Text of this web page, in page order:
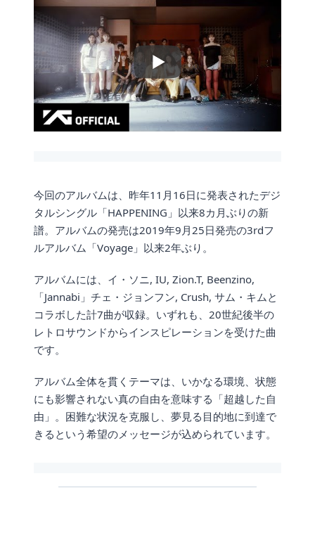
今回のアルバムは、昨年11月16日に発表されたデジ
タルシングル「HAPPENING」以来8カ月ぶりの新
譜。アルバムの発売は2019年9月25日発売の3rdフ
ルアルバム「Voyage」以来2年ぶり。
アルバムには、イ・ソニ, IU, Zion.T, Beenzino,
「Jannabi」チェ・ジョンフン, Crush, サム・キムと
コラボした計7曲が収録。いずれも、20世紀後半の
レトロサウンドからインスピレーションを受けた曲
です。
アルバム全体を貫くテーマは、いかなる環境、状態
にも影響されない真の自由を意味する「超越した自
由」。困難な状況を克服し、夢見る目的地に到達で
きるという希望のメッセージが込められています。